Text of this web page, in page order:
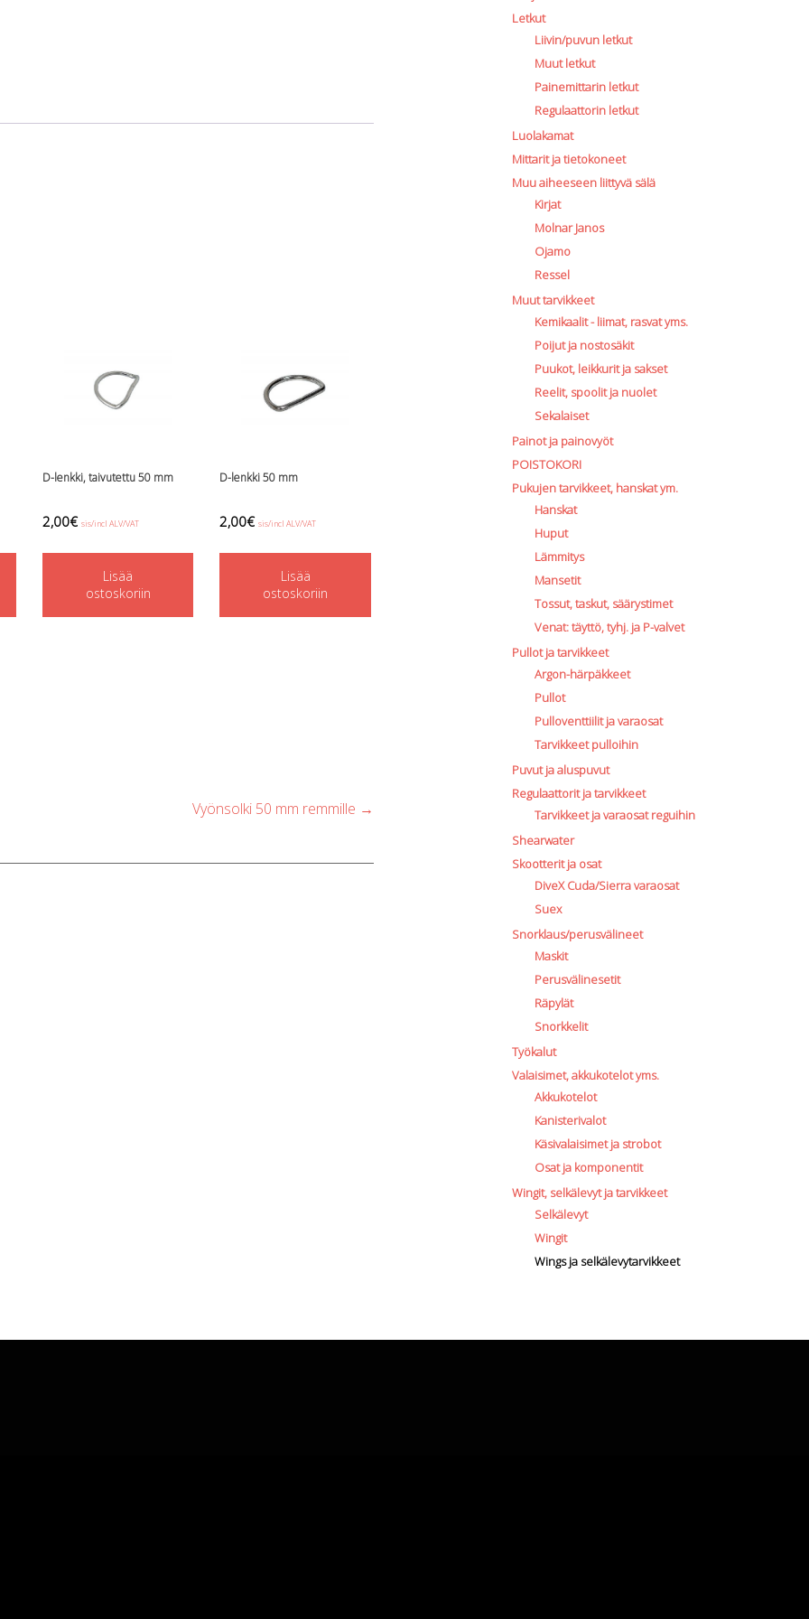
D-lenkki, taivutettu 50 mm
2,00€ sis/incl ALV/VAT
Lisää
ostoskoriin
D-lenkki 50 mm
2,00€ sis/incl ALV/VAT
Lisää
ostoskoriin
Vyönsolki 50 mm remmille →
Letkut
Liivin/puvun letkut
Muut letkut
Painemittarin letkut
Regulaattorin letkut
Luolakamat
Mittarit ja tietokoneet
Muu aiheeseen liittyvä sälä
Kirjat
Molnar Janos
Ojamo
Ressel
Muut tarvikkeet
Kemikaalit - liimat, rasvat yms.
Poijut ja nostosäkit
Puukot, leikkurit ja sakset
Reelit, spoolit ja nuolet
Sekalaiset
Painot ja painovyöt
POISTOKORI
Pukujen tarvikkeet, hanskat ym.
Hanskat
Huput
Lämmitys
Mansetit
Tossut, taskut, säärystimet
Venat: täyttö, tyhj. ja P-valvet
Pullot ja tarvikkeet
Argon-härpäkkeet
Pullot
Pulloventtiilit ja varaosat
Tarvikkeet pulloihin
Puvut ja aluspuvut
Regulaattorit ja tarvikkeet
Tarvikkeet ja varaosat reguihin
Shearwater
Skootterit ja osat
DiveX Cuda/Sierra varaosat
Suex
Snorklaus/perusvälineet
Maskit
Perusvälinesetit
Räpylät
Snorkkelit
Työkalut
Valaisimet, akkukotelot yms.
Akkukotelot
Kanisterivalot
Käsivalaisimet ja strobot
Osat ja komponentit
Wingit, selkälevyt ja tarvikkeet
Selkälevyt
Wingit
Wings ja selkälevytarvikkeet